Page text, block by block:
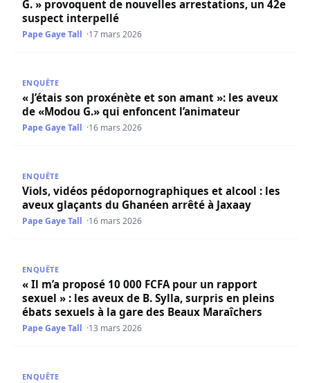
G. » provoquent de nouvelles arrestations, un 42e
suspect interpellé
Pape Gaye Tall 17 mars 2026
ENQUÊTE
« J’étais son proxénète et son amant »: les aveux
de «Modou G.» qui enfoncent l’animateur
Pape Gaye Tall 16 mars 2026
ENQUÊTE
Viols, vidéos pédopornographiques et alcool : les
aveux glaçants du Ghanéen arrêté à Jaxaay
Pape Gaye Tall 16 mars 2026
ENQUÊTE
« Il m’a proposé 10 000 FCFA pour un rapport
sexuel » : les aveux de B. Sylla, surpris en pleins
ébats sexuels à la gare des Beaux Maraîchers
Pape Gaye Tall 13 mars 2026
ENQUÊTE